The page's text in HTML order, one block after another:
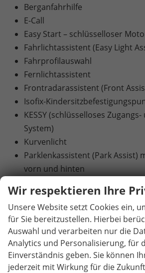
Berganfahrhilfe
E-Call
Easy Start – schlüsselloser
Fahrlichtassistent (Easy Light
Fahrprofilauswahl
Fernlichtassistent
Frontradarassistent (Front
Isofix-
KESSY (schlüsselloses
System)
Kurvenlicht
Parklenkassistent (Park Assist)
vorn und hinten
Rückfahrkamera
Seitenairbags vorn
Spurhalteassistent (Lane Assist)
Start-Stopp-System
Tempomat mit
Verkehrszeichenerkennung
Wir respektieren Ihre
Unsere Website setzt Cookies ein,
für Sie bereitzustellen. Hierbei
Auswahl und verarbeiten nur die
Analytics und Personalisierung, für
Einverständnis geben. Sie können
jederzeit mit Wirkung für die